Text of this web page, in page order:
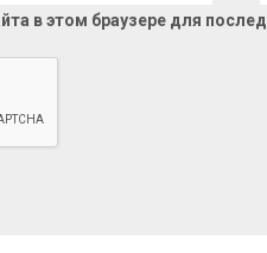
в этом браузере для